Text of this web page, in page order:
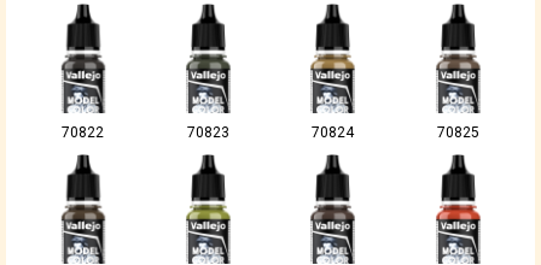
70822 70823 70824 70825